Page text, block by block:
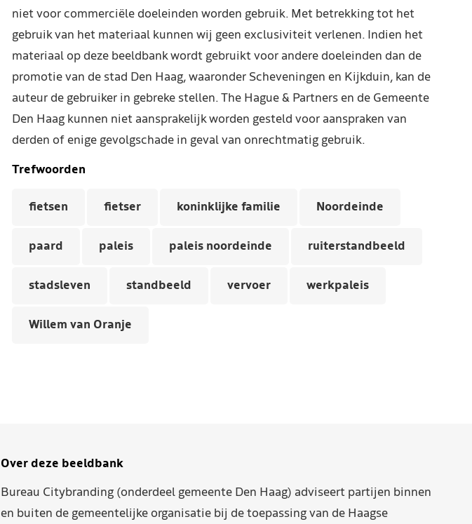
niet voor commerciële doeleinden worden gebruik. Met betrekking tot het
gebruik van het materiaal kunnen wij geen exclusiviteit verlenen. Indien het
materiaal op deze beeldbank wordt gebruikt voor andere doeleinden dan de
promotie van de stad Den Haag, waaronder Scheveningen en Kijkduin, kan de
auteur de gebruiker in gebreke stellen. The Hague & Partners en de Gemeente
Den Haag kunnen niet aansprakelijk worden gesteld voor aanspraken van
derden of enige gevolgschade in geval van onrechtmatig gebruik.
Trefwoorden
fietsen fietser koninklijke familie Noordeinde
paard paleis paleis noordeinde ruiterstandbeeld
stadsleven standbeeld vervoer werkpaleis
Willem van Oranje
Over deze beeldbank
Bureau Citybranding (onderdeel gemeente Den Haag) adviseert partijen binnen
en buiten de gemeentelijke organisatie bij de toepassing van de Haagse